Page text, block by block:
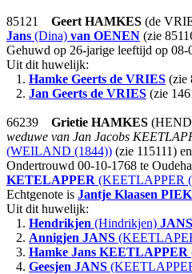
85121 Geert HAMKES (de
Jans (Dina) van OENEN (zie
Gehuwd op 26-jarige leeftijd op 08-
Uit dit huwelijk:
1. Hamke Geerts de VRIES (zie
2. Jan Geerts de VRIES (zie
66239 Grietie HAMKES
weduwe van Jan Jacobs
(WEILAND (1844)) (zie 115111) en
Ondertrouwd 00-10-1768 te
KETELAPPER (KEETLAPPER
Echtgenote is Jantje Klaasen PIEK
Uit dit huwelijk:
1. Hendrikjen (Hindrikjen) JANS
2. Annigjen JANS
3. Hamke Jans KEETLAPPER
4. Geesjen JANS